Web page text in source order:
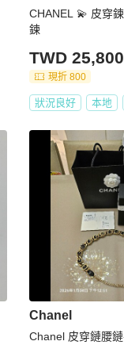
CHANEL 💫 皮穿
鍊
TWD 25,800
現折 800
狀況良好 本地
Chanel
Chanel 皮穿鏈腰